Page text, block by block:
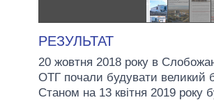
РЕЗУЛЬТАТ
20 жовтня 2018 року в
ОТГ почали будувати великий
Станом на 13 квітня 2019 року